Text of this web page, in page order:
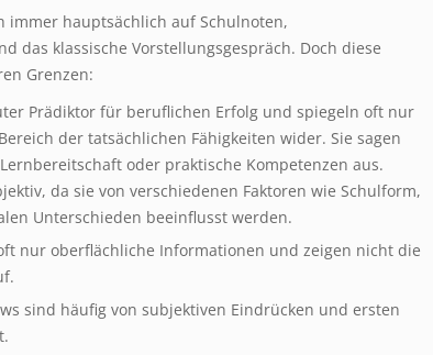
immer hauptsächlich auf Schulnoten,
das klassische Vorstellungsgespräch. Doch diese
Grenzen:
Prädiktor für beruflichen Erfolg und spiegeln oft nur
der tatsächlichen Fähigkeiten wider. Sie sagen
oder praktische Kompetenzen aus.
da sie von verschiedenen Faktoren wie Schulform,
Unterschieden beeinflusst werden.
nur oberflächliche Informationen und zeigen nicht die
sind häufig von subjektiven Eindrücken und ersten